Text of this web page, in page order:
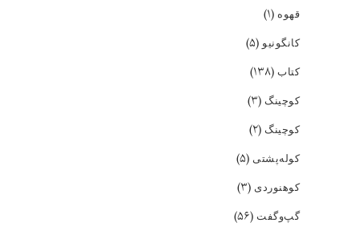
قهوه (۱)
کانگونیو(۵)
کتاب (۱۳۸)
کوچینگ (۳)
کوچینگ (۲)
کوله‌پشتی (۵)
کوهنوردی (۳)
گپ‌و‌گفت (۵۶)